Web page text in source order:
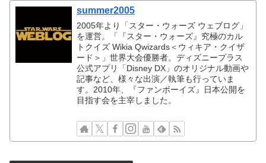
summer2005
2005年より「スター・ウォーズ ウェブログ」
を運営。「『スター・ウォーズ』究極のカル
トクイズ Wikia Qwizards＜ウィキア・クイザ
ード＞」世界大会優勝者。ディズニープラス
公式アプリ「Disney DX」のオリジナル動画や
記事など、様々な出演／執筆も行っていま
す。2010年、『ファンボーイズ』日本公開を
目指す会を主宰しました。